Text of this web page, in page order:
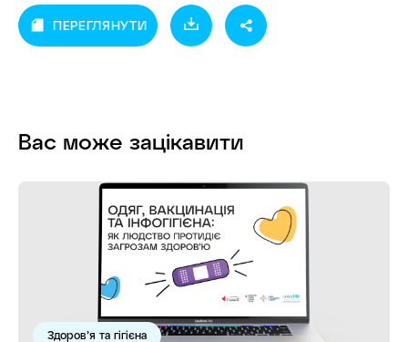
ПЕРЕГЛЯНУТИ
Вас може зацікавити
Здоров’я та гігієна